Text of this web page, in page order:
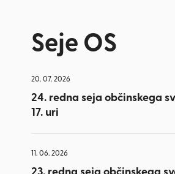
Seje OS
20. 07. 2026
24. redna seja občinskega
17. uri
11. 06. 2026